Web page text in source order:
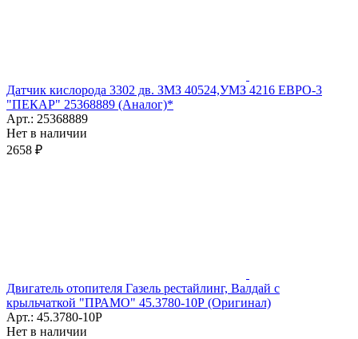
Датчик кислорода 3302 дв. ЗМЗ 40524,УМЗ 4216 ЕВРО-3
"ПЕКАР" 25368889 (Аналог)*
Арт.: 25368889
Нет в наличии
2658 ₽
Двигатель отопителя Газель рестайлинг, Валдай с
крыльчаткой "ПРАМО" 45.3780-10Р (Оригинал)
Арт.: 45.3780-10Р
Нет в наличии